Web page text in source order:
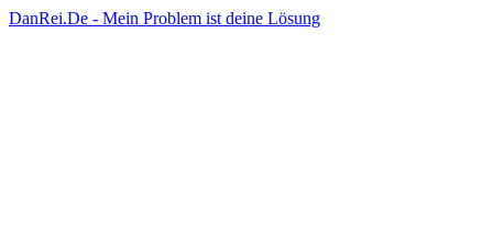
DanRei.De - Mein Problem ist deine Lösung